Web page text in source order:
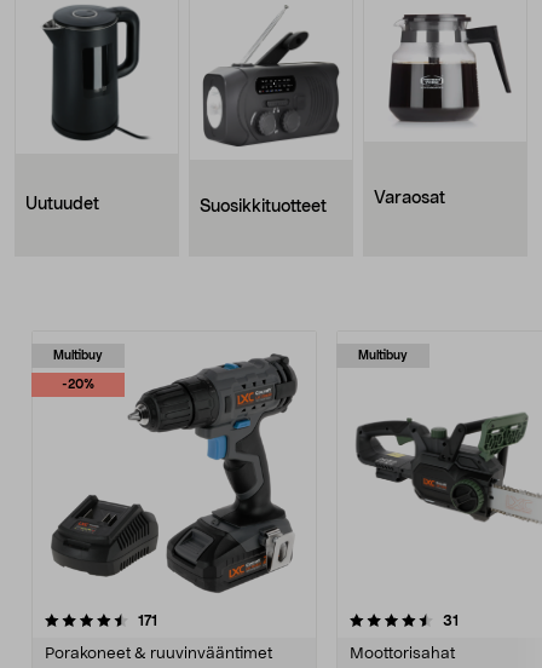
Uutuudet Suosikkituotteet
Varaosat
Multibuy
-20%
171
Porakoneet & ruuvinvääntimet
Multibuy
4.5viidestä
31
Moottorisahat
4.5viidestä